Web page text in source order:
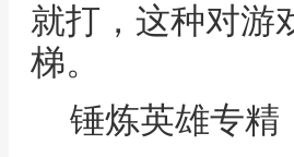
就打，这种对游
梯。
锤炼英雄专精